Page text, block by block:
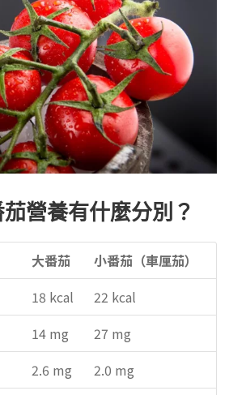
營養有什麼分別？
大番茄
小番茄（車厘茄）
18 kcal
22 kcal
14 mg
27 mg
2.6 mg
2.0 mg